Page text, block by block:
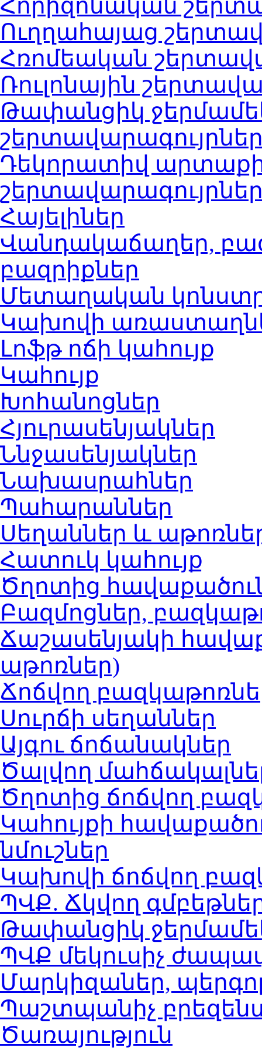
Հորիզոնական
Ուղղահայաց
Հռոմեական
Ռուլոնային
Թափանցիկ
Դեկորատիվ
Հայելիներ
Վանդակաճաղեր,
բազրիքներ
Մետաղական
Կախովի
Լոֆթ ոճի կահույք
Կահույք
Խոհանոցներ
Հյուրասենյակներ
Ննջասենյակներ
Նախասրահներ
Պահարաններ
Սեղաններ և
Հատուկ կահույք
Ծղոտից
Բազմոցներ,
Ճաշասենյակի
աթոռներ)
Ճոճվող
Սուրճի սեղաններ
Այգու ճոճանակներ
Ծալվող
Ծղոտից ճոճվող
Կահույքի
նմուշներ
Կախովի ճոճվող
ՊՎՔ. Ճկվող
Թափանցիկ
ՊՎՔ մեկուսիչ
Մարկիզաներ,
Պաշտպանիչ
Ծառայություն